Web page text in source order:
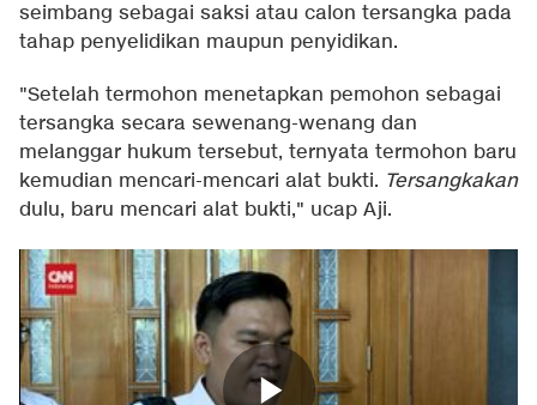
seimbang sebagai saksi atau calon tersangka pada
tahap penyelidikan maupun penyidikan.
"Setelah termohon menetapkan pemohon sebagai
tersangka secara sewenang-wenang dan
melanggar hukum tersebut, ternyata termohon baru
kemudian mencari-mencari alat bukti. Tersangkakan
dulu, baru mencari alat bukti," ucap Aji.